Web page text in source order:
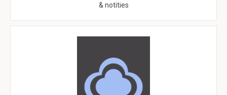
& notities